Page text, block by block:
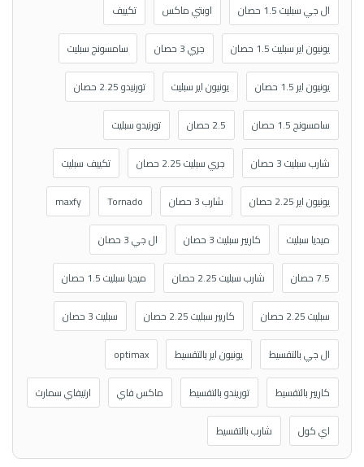
ال جي سبليت 1.5 حصان اوبتي ماكس تكييف
يونيون اير سبليت 1.5 حصان جري 3 حصان سامسونج سبليت
يونيون اير 1.5 حصان يونيون اير سبليت تورنيدو 2.25 حصان
سامسونج 1.5 حصان 2.5 حصان تورنيدو سبليت
شارب سبليت 3 حصان جري سبليت 2.25 حصان تكييف سبليت
يونيون اير 2.25 حصان شارب 3 حصان Tornado
maxfy
ميديا سبليت كاريير سبليت 3 حصان ال جي 3 حصان
7.5 حصان شارب سبليت 2.25 حصان ميديا سبليت 1.5 حصان
سبليت 2.25 حصان كاريير سبليت 2.25 حصان سبليت 3 حصان
ال جي بالتقسيط يونيون اير بالتقسيط optimax
كاريير بالتقسيط توريندو بالتقسيط ماكس فاي ارتيفاي سمارت
اي كول شارب بالتقسيط